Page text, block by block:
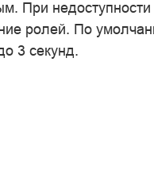
При
ролей. По
3 секунд.